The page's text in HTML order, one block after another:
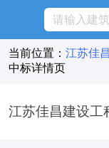
当前位置： 江苏佳
中标详情页
江苏佳昌建设工